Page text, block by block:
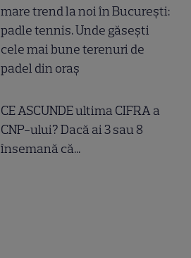
mare trend la noi în București:
padle tennis. Unde găsești
cele mai bune terenuri de
padel din oraș
CE ASCUNDE ultima CIFRA a
CNP-ului? Dacă ai 3 sau 8
însemană că...